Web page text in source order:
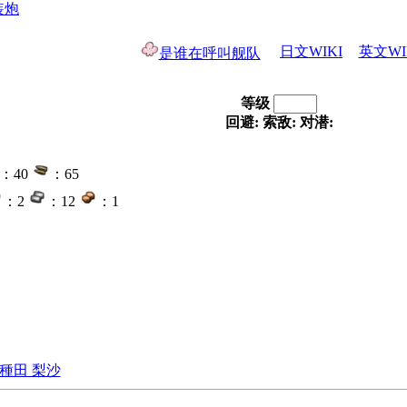
炮
是谁在呼叫舰队 日文WIKI 英文
等级
回避: 索敌: 对潜:
40
：65
：2
：12 ：1
田 梨沙